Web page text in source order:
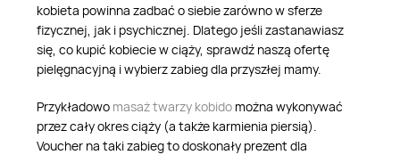
kobieta powinna zadbać o siebie zarówno w sferze
fizycznej, jak i psychicznej. Dlatego jeśli zastanawiasz
się, co kupić kobiecie w ciąży, sprawdź naszą ofertę
pielęgnacyjną i wybierz zabieg dla przyszłej mamy.
Przykładowo masaż twarzy kobido można wykonywać
przez cały okres ciąży (a także karmienia piersią).
Voucher na taki zabieg to doskonały prezent dla